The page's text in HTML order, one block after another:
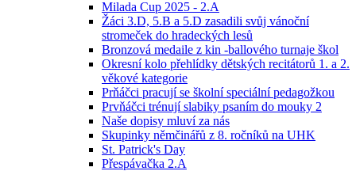
Milada Cup 2025 - 2.A
Žáci 3.D, 5.B a 5.D zasadili svůj vánoční
stromeček do hradeckých lesů
Bronzová medaile z kin -ballového turnaje škol
Okresní kolo přehlídky dětských recitátorů 1. a 2.
věkové kategorie
Prňáčci pracují se školní speciální pedagožkou
Prvňáčci trénují slabiky psaním do mouky 2
Naše dopisy mluví za nás
Skupinky němčinářů z 8. ročníků na UHK
St. Patrick's Day
Přespávačka 2.A